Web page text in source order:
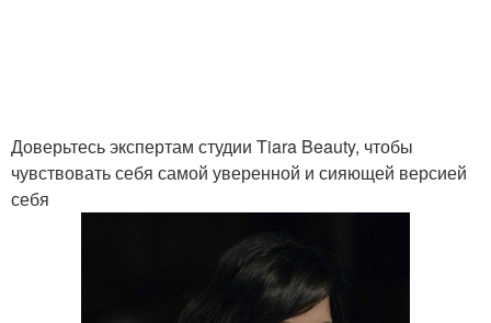
Доверьтесь экспертам студии Tiara Beauty, чтобы
чувствовать себя самой уверенной и сияющей версией
себя